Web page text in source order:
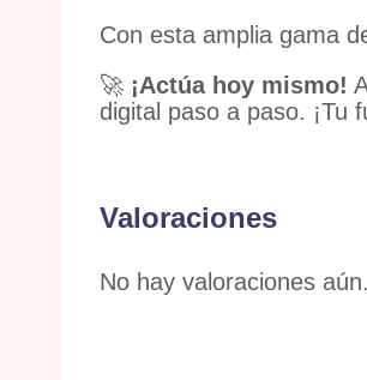
Con esta amplia gama
🚀 ¡Actúa hoy mismo!
digital paso a paso. ¡Tu
Valoraciones
No hay valoraciones aún.